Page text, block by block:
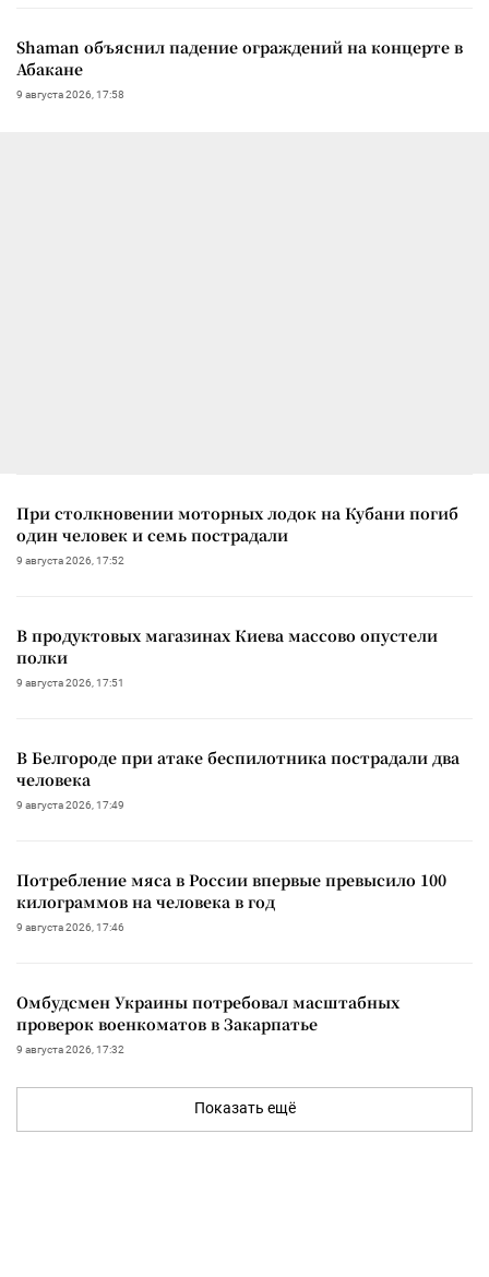
Shaman объяснил падение ограждений на концерте в
Абакане
9 августа 2026, 17:58
При столкновении моторных лодок на Кубани погиб
один человек и семь пострадали
9 августа 2026, 17:52
В продуктовых магазинах Киева массово опустели
полки
9 августа 2026, 17:51
В Белгороде при атаке беспилотника пострадали два
человека
9 августа 2026, 17:49
Потребление мяса в России впервые превысило 100
килограммов на человека в год
9 августа 2026, 17:46
Омбудсмен Украины потребовал масштабных
проверок военкоматов в Закарпатье
9 августа 2026, 17:32
Показать ещё